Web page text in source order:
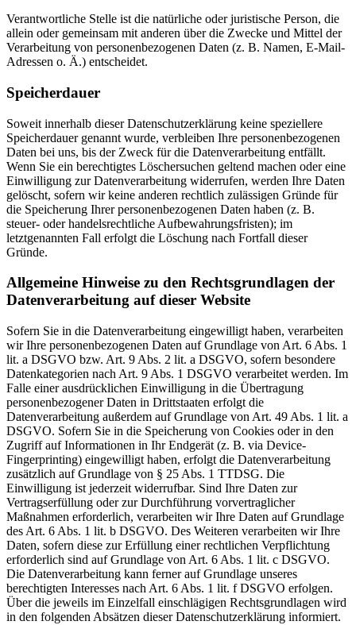
Verantwortliche Stelle ist die natürliche oder juristische Person, die
allein oder gemeinsam mit anderen über die Zwecke und Mittel der
Verarbeitung von personenbezogenen Daten (z. B. Namen, E-Mail-
Adressen o. Ä.) entscheidet.
Speicherdauer
Soweit innerhalb dieser Datenschutzerklärung keine speziellere
Speicherdauer genannt wurde, verbleiben Ihre personenbezogenen
Daten bei uns, bis der Zweck für die Datenverarbeitung entfällt.
Wenn Sie ein berechtigtes Löschersuchen geltend machen oder eine
Einwilligung zur Datenverarbeitung widerrufen, werden Ihre Daten
gelöscht, sofern wir keine anderen rechtlich zulässigen Gründe für
die Speicherung Ihrer personenbezogenen Daten haben (z. B.
steuer- oder handelsrechtliche Aufbewahrungsfristen); im
letztgenannten Fall erfolgt die Löschung nach Fortfall dieser
Gründe.
Allgemeine Hinweise zu den Rechtsgrundlagen der
Datenverarbeitung auf dieser Website
Sofern Sie in die Datenverarbeitung eingewilligt haben, verarbeiten
wir Ihre personenbezogenen Daten auf Grundlage von Art. 6 Abs. 1
lit. a DSGVO bzw. Art. 9 Abs. 2 lit. a DSGVO, sofern besondere
Datenkategorien nach Art. 9 Abs. 1 DSGVO verarbeitet werden. Im
Falle einer ausdrücklichen Einwilligung in die Übertragung
personenbezogener Daten in Drittstaaten erfolgt die
Datenverarbeitung außerdem auf Grundlage von Art. 49 Abs. 1 lit. a
DSGVO. Sofern Sie in die Speicherung von Cookies oder in den
Zugriff auf Informationen in Ihr Endgerät (z. B. via Device-
Fingerprinting) eingewilligt haben, erfolgt die Datenverarbeitung
zusätzlich auf Grundlage von § 25 Abs. 1 TTDSG. Die
Einwilligung ist jederzeit widerrufbar. Sind Ihre Daten zur
Vertragserfüllung oder zur Durchführung vorvertraglicher
Maßnahmen erforderlich, verarbeiten wir Ihre Daten auf Grundlage
des Art. 6 Abs. 1 lit. b DSGVO. Des Weiteren verarbeiten wir Ihre
Daten, sofern diese zur Erfüllung einer rechtlichen Verpflichtung
erforderlich sind auf Grundlage von Art. 6 Abs. 1 lit. c DSGVO.
Die Datenverarbeitung kann ferner auf Grundlage unseres
berechtigten Interesses nach Art. 6 Abs. 1 lit. f DSGVO erfolgen.
Über die jeweils im Einzelfall einschlägigen Rechtsgrundlagen wird
in den folgenden Absätzen dieser Datenschutzerklärung informiert.